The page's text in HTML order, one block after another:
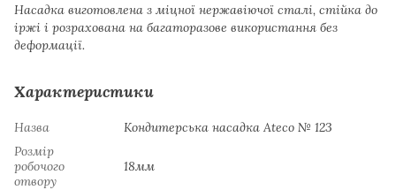
Насадка виготовлена ​​з міцної нержавіючої сталі, стійка до
іржі і розрахована на багаторазове використання без
деформації.
Характеристики
Назва
Кондитерська насадка Ateco № 123
Розмір
робочого
отвору
18мм